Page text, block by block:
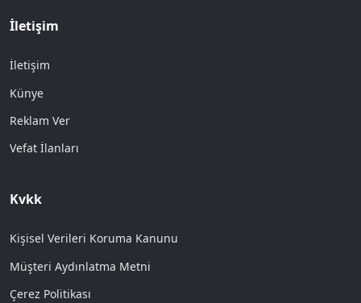
İletişim
İletişim
Künye
Reklam Ver
Vefat İlanları
Kvkk
Kişisel Verileri Koruma Kanunu
Müşteri Aydınlatma Metni
Çerez Politikası